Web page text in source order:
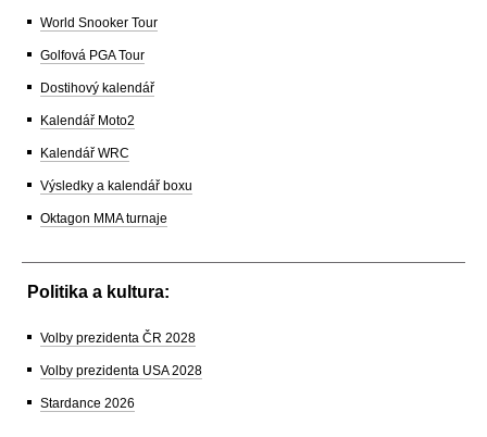
World Snooker Tour
Golfová PGA Tour
Dostihový kalendář
Kalendář Moto2
Kalendář WRC
Výsledky a kalendář boxu
Oktagon MMA turnaje
Politika a kultura:
Volby prezidenta ČR 2028
Volby prezidenta USA 2028
Stardance 2026